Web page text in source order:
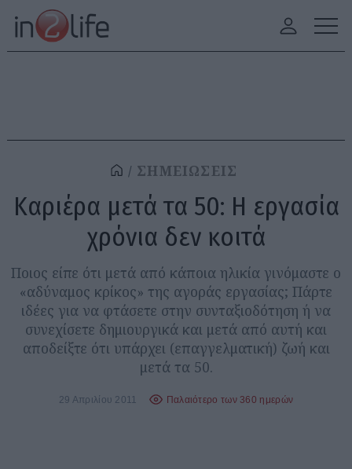
ΣΗΜΕΙΩΣΕΙΣ
Καριέρα μετά τα 50: Η εργασία
χρόνια δεν κοιτά
Ποιος είπε ότι μετά από κάποια ηλικία γινόμαστε ο
«αδύναμος κρίκος» της αγοράς εργασίας; Πάρτε
ιδέες για να φτάσετε στην συνταξιοδότηση ή να
συνεχίσετε δημιουργικά και μετά από αυτή και
αποδείξτε ότι υπάρχει (επαγγελματική) ζωή και
μετά τα 50.
29 Απριλίου 2011 Παλαιότερο των 360 ημερών